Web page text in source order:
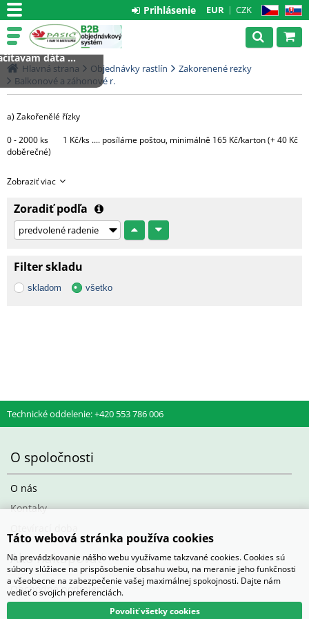
CZ SK
EUR CZK
Prihlásenie
Hlavná strana Objednávky rastlín
Zakorenené rezky
Balkonové a záhonové r.
a) Zakořenělé řízky
0 - 2000 ks 1 Kč/ks .... posíláme poštou, minimálně 165 Kč/karton (+ 40 Kč
doběrečné)
Každá další započatá paleta + 3000 Kč
Morava - 1 CC ....... 500 Kč + DPH
Čechy, Slovensko - doprava na dotaz
1-4 balení 140 Kč
5-8 balení 280 Kč
21 a více balení 780 Kč
Zobraziť viac
Zoradiť podľa
Filter skladu
skladom všetko
Technické oddelenie: +420 553 786 006
O spoločnosti
O nás
Kontaky
Ako nakupovať
Obchodné podmienky
Táto webová stránka používa cookies
Na prevádzkovanie nášho webu využívame takzvané cookies. Cookies sú
súbory slúžiace na prispôsobenie obsahu webu, na meranie jeho funkčnosti
a všeobecne na zabezpečenie vašej maximálnej spokojnosti. Dajte nám
vedieť o svojich preferenciách.
Povoliť všetky cookies
dáta ...